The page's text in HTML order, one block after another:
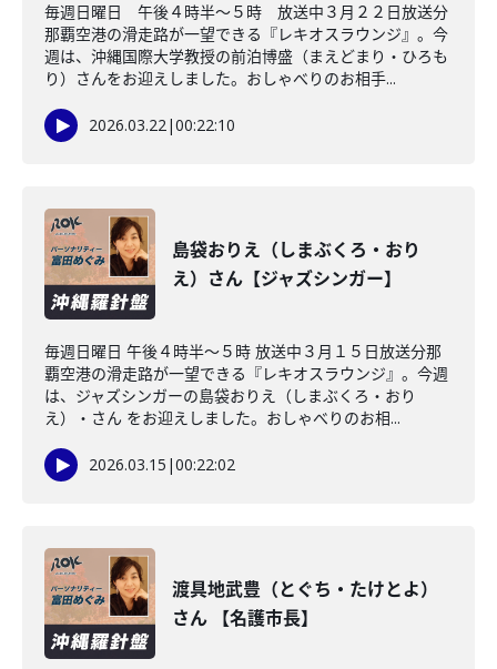
毎週日曜日 午後４時半～５時 放送中３月２２日放送分
那覇空港の滑走路が一望できる『レキオスラウンジ』。今
週は、沖縄国際大学教授の前泊博盛（まえどまり・ひろも
り）さんをお迎えしました。おしゃべりのお相手...
2026.03.22|00:22:10
島袋おりえ（しまぶくろ・おり
え）さん【ジャズシンガー】
毎週日曜日 午後４時半～５時 放送中３月１５日放送分那
覇空港の滑走路が一望できる『レキオスラウンジ』。今週
は、ジャズシンガーの島袋おりえ（しまぶくろ・おり
え）・さん をお迎えしました。おしゃべりのお相...
2026.03.15 |00:22:02
渡具地武豊（とぐち・たけとよ）
さん 【名護市長】